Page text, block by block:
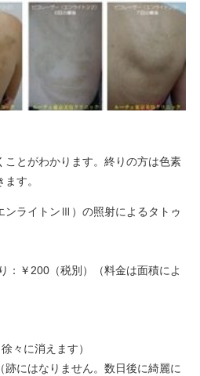
ことがわかります。終りの方は色素
す。
ンライトンⅢ）の照射によるタトゥ
：￥200（税別）（料金は面積によ
々に消えます）
跡にはなりません。数日後に綺麗に